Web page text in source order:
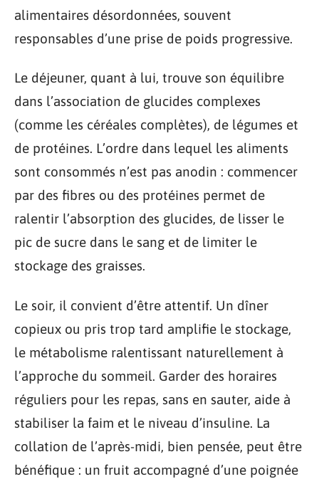
alimentaires désordonnées, souvent
responsables d’une prise de poids progressive.
Le déjeuner, quant à lui, trouve son équilibre
dans l’association de glucides complexes
(comme les céréales complètes), de légumes et
de protéines. L’ordre dans lequel les aliments
sont consommés n’est pas anodin : commencer
par des fibres ou des protéines permet de
ralentir l’absorption des glucides, de lisser le
pic de sucre dans le sang et de limiter le
stockage des graisses.
Le soir, il convient d’être attentif. Un dîner
copieux ou pris trop tard amplifie le stockage,
le métabolisme ralentissant naturellement à
l’approche du sommeil. Garder des horaires
réguliers pour les repas, sans en sauter, aide à
stabiliser la faim et le niveau d’insuline. La
collation de l’après-midi, bien pensée, peut être
bénéfique : un fruit accompagné d’une poignée